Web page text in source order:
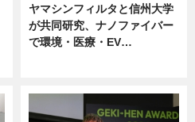
ヤマシンフィルタと信州大学
が共同研究、ナノファイバー
で環境・医療・EV…